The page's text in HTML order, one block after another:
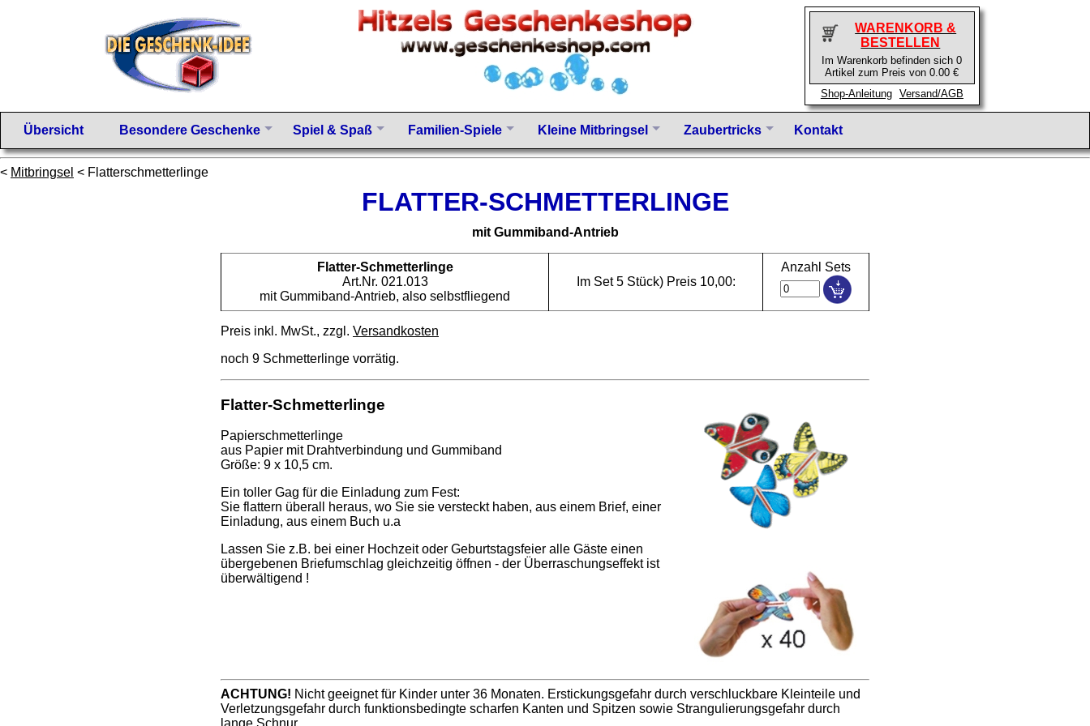
WARENKORB &
BESTELLEN
Im Warenkorb befinden sich 0
Artikel zum Preis von 0.00 €
Shop-Anleitung
Versand/AGB
Übersicht Besondere Geschenke Spiel & Spaß Familien-Spiele Kleine Mitbringsel Zaubertricks Kontakt
< Mitbringsel < Flatterschmetterlinge
FLATTER-SCHMETTERLINGE
mit Gummiband-Antrieb
Flatter-Schmetterlinge
Art.Nr. 021.013
mit Gummiband-Antrieb, also selbstfliegend
Im Set 5 Stück) Preis 10,00:
Anzahl Sets
Preis inkl. MwSt., zzgl. Versandkosten
noch 9 Schmetterlinge vorrätig.
Flatter-Schmetterlinge
Papierschmetterlinge
aus Papier mit Drahtverbindung und Gummiband
Größe: 9 x 10,5 cm.
Ein toller Gag für die Einladung zum Fest:
Sie flattern überall heraus, wo Sie sie versteckt haben, aus einem Brief, einer
Einladung, aus einem Buch u.a
Lassen Sie z.B. bei einer Hochzeit oder Geburtstagsfeier alle Gäste einen
übergebenen Briefumschlag gleichzeitig öffnen - der Überraschungseffekt ist
überwältigend !
ACHTUNG! Nicht geeignet für Kinder unter 36 Monaten. Erstickungsgefahr durch verschluckbare Kleinteile und
Verletzungsgefahr durch funktionsbedingte scharfen Kanten und Spitzen sowie Strangulierungsgefahr durch
lange Schnur